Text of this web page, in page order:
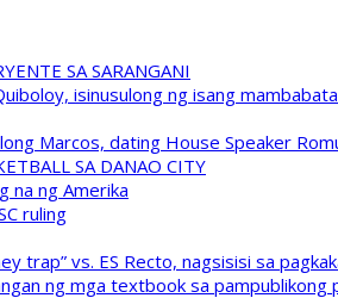
SA SARANGANI
isinusulong ng isang
Marcos, dating House Speaker
SA DANAO CITY
na ng Amerika
ruling
trap” vs. ES Recto, nagsisisi sa
ng mga textbook sa pampublikong